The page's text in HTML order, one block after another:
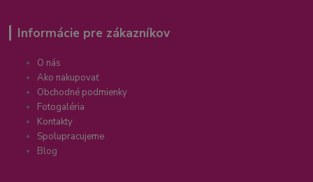
Informácie pre zákazníkov
O nás
Ako nakupovať
Obchodné podmienky
Fotogaléria
Kontakty
Spolupracujeme
Blog